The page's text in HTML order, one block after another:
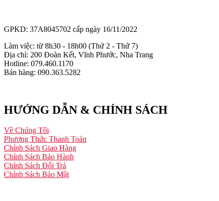
GPKD: 37A8045702 cấp ngày 16/11/2022
Làm việc: từ 8h30 - 18h00 (Thứ 2 - Thứ 7)
Địa chỉ: 200 Đoàn Kết, Vĩnh Phước, Nha Trang
Hotline: 079.460.1170
Bán hàng: 090.363.5282
HƯỚNG DẪN & CHÍNH SÁCH
Về Chúng Tôi
Phương Thức Thanh Toán
Chính Sách Giao Hàng
Chính Sách Bảo Hành
Chính Sách Đổi Trả
Chính Sách Bảo Mật